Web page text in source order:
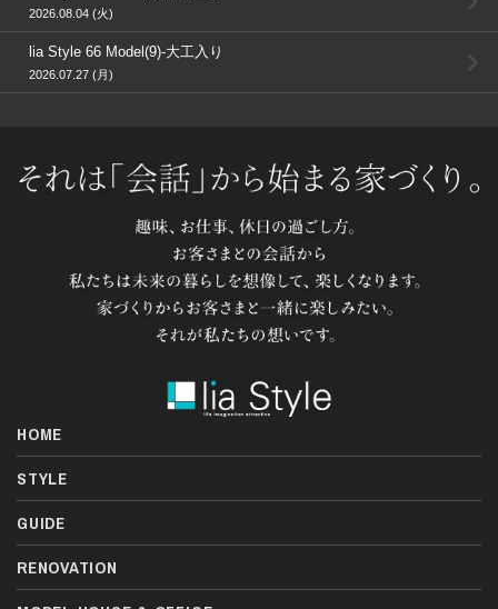
2026.08.04 (火)
lia Style 66 Model(9)-大工入り
2026.07.27 (月)
HOME
STYLE
GUIDE
RENOVATION